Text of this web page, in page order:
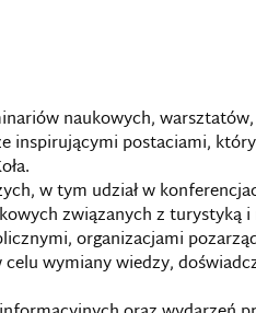
naukowych,
inspirującymi postaciami,
w tym udział w
związanych z turystyką i
organizacjami
wymiany wiedzy,